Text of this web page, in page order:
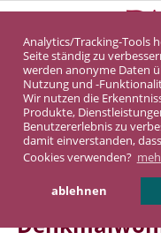
Analytics/Tracking-Tools
Seite ständig zu
werden anonyme Daten
Nutzung und -
Wir nutzen die
Produkte,
Benutzererlebnis zu
damit einverstanden,
Cookies verwenden?
ablehnen
DASINVEST